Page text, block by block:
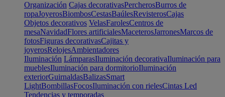
Organización Cajas decorativasPercherosBurros de
ropaJoyerosBiombosCestasBaúlesRevisterosCajas
Objetos decorativos VelasFarolesCentros de
mesaNavidadFlores artificialesMaceterosJarronesMarcos de
fotosFiguras decorativasCajitas y
joyerosRelojesAmbientadores
Iluminación LámparasIluminación decorativaIluminación para
mueblesIluminación para dormitorioIluminación
exteriorGuirnaldasBalizasSmart
LightBombillasFocosIluminación con rielesCintas Led
Tendencias y temporadas